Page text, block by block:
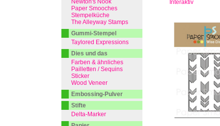
Interaktiv
Newton's Nook
Paper Smooches
Stempelküche
The Alleyway Stamps
Gummi-Stempel
Taylored Expressions
Dies und das
Farben & ähnliches
Pailletten / Sequins
Sticker
Wood Veneer
Embossing-Pulver
Stifte
Delta-Marker